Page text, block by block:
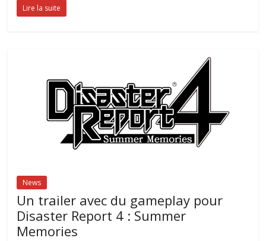
Lire la suite
News
Un trailer avec du gameplay pour
Disaster Report 4 : Summer
Memories